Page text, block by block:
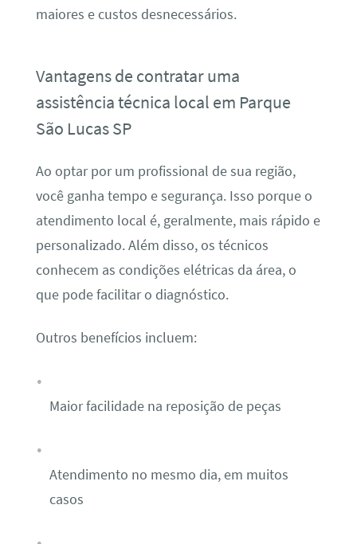
maiores e custos desnecessários.
Vantagens de contratar uma
assistência técnica local em Parque
São Lucas SP
Ao optar por um profissional de sua região,
você ganha tempo e segurança. Isso porque o
atendimento local é, geralmente, mais rápido e
personalizado. Além disso, os técnicos
conhecem as condições elétricas da área, o
que pode facilitar o diagnóstico.
Outros benefícios incluem:
Maior facilidade na reposição de peças
Atendimento no mesmo dia, em muitos
casos